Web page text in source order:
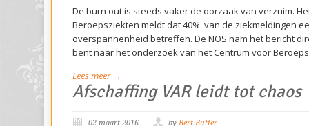
De burn out is steeds vaker de oorzaak van verzuim.
Beroepsziekten meldt dat 40% van de ziekmeldingen
overspannenheid betreffen. De NOS nam het bericht
bent naar het onderzoek van het Centrum voor
Lees meer →
Afschaffing VAR leidt tot chaos
02 maart 2016 by Bert Butter